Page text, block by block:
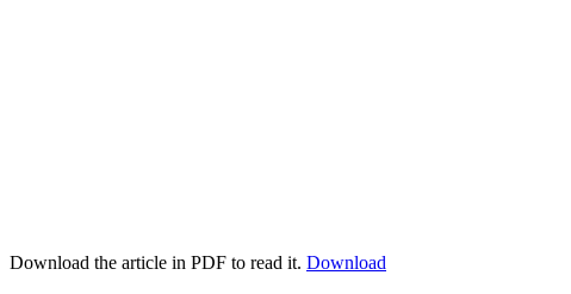
Download the article in PDF to read it. Download